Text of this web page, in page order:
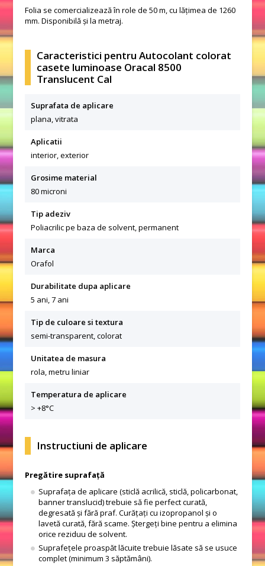
Folia se comercializează în role de 50 m, cu lățimea de 1260
mm. Disponibilă și la metraj.
Caracteristici pentru Autocolant colorat
casete luminoase Oracal 8500
Translucent Cal
Suprafata de aplicare
plana, vitrata
Aplicatii
interior, exterior
Grosime material
80 microni
Tip adeziv
Poliacrilic pe baza de solvent, permanent
Marca
Orafol
Durabilitate dupa aplicare
5 ani, 7 ani
Tip de culoare si textura
semi-transparent, colorat
Unitatea de masura
rola, metru liniar
Temperatura de aplicare
> +8°C
Instructiuni de aplicare
Pregătire suprafață
Suprafața de aplicare (sticlă acrilică, sticlă, policarbonat,
banner translucid) trebuie să fie perfect curată,
degresată și fără praf. Curățați cu izopropanol și o
lavetă curată, fără scame. Ștergeți bine pentru a elimina
orice reziduu de solvent.
Suprafețele proaspăt lăcuite trebuie lăsate să se usuce
complet (minimum 3 săptămâni).